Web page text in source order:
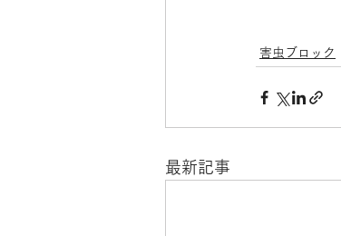
害虫ブロック
最新記事